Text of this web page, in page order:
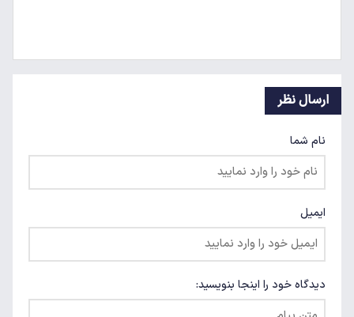
ارسال نظر
نام شما
ایمیل
دیدگاه خود را اینجا بنویسید: